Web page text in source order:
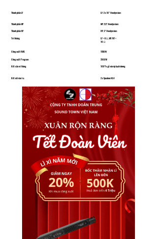
Thành phần LF LF: 2 x 10" Neodymium
Thành phần MF
MF: 5.5" Neodymium
Thành phần HF
HF: 2" Neodymium
Trở kháng
LF = 8Ω, MF/HF =
16 Ω
Công suất RMS 1550W
Công suất Program
3100W
Kết cấu vỏ thùng
100% gỗ ván ép bạch dương
Kết nối vào/ra 2 x Speakon NL4